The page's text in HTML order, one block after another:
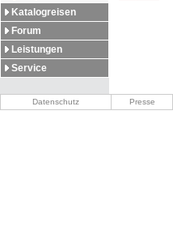
Katalogreisen
Forum
Leistungen
Service
Datenschutz Presse